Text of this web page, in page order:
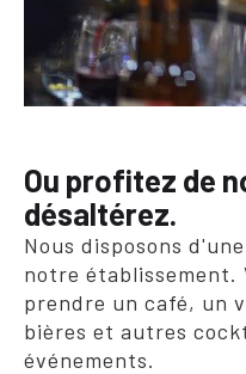
Ou profitez de
désaltérez.
Nous disposons
notre établissement.
prendre un café, un
bières et autres
événements.